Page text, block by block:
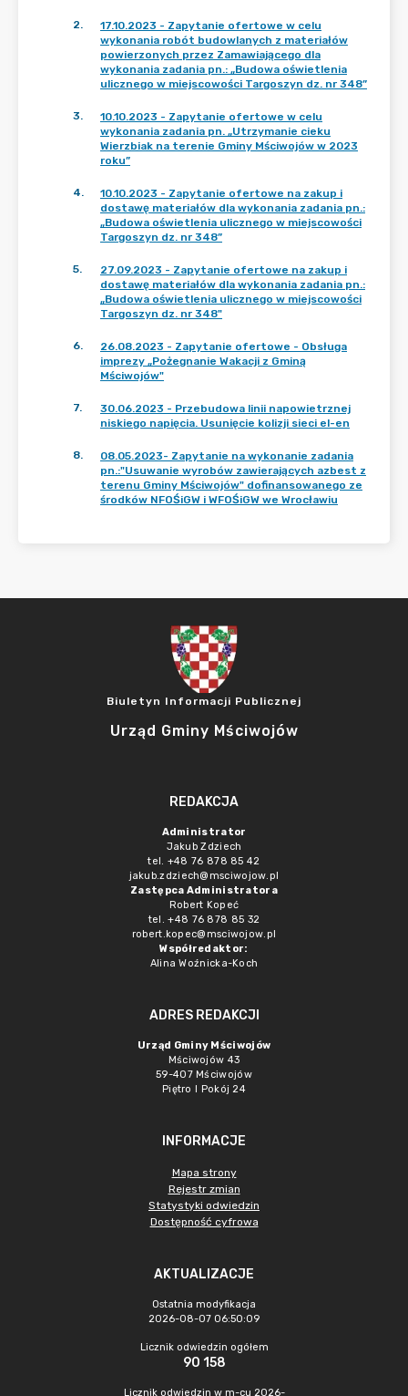
2.
17.10.2023 - Zapytanie ofertowe w celu
wykonania robót budowlanych z materiałów
powierzonych przez Zamawiającego dla
wykonania zadania pn.: „Budowa oświetlenia
ulicznego w miejscowości Targoszyn dz. nr 348”
3.
10.10.2023 - Zapytanie ofertowe w celu
wykonania zadania pn. „Utrzymanie cieku
Wierzbiak na terenie Gminy Mściwojów w 2023
roku”
4.
10.10.2023 - Zapytanie ofertowe na zakup i
dostawę materiałów dla wykonania zadania pn.:
„Budowa oświetlenia ulicznego w miejscowości
Targoszyn dz. nr 348”
5.
27.09.2023 - Zapytanie ofertowe na zakup i
dostawę materiałów dla wykonania zadania pn.:
„Budowa oświetlenia ulicznego w miejscowości
Targoszyn dz. nr 348"
6.
26.08.2023 - Zapytanie ofertowe - Obsługa
imprezy „Pożegnanie Wakacji z Gminą
Mściwojów"
7.
30.06.2023 - Przebudowa linii napowietrznej
niskiego napięcia. Usunięcie kolizji sieci el-en
8.
08.05.2023- Zapytanie na wykonanie zadania
pn.:"Usuwanie wyrobów zawierających azbest z
terenu Gminy Mściwojów" dofinansowanego ze
środków NFOŚiGW i WFOŚiGW we Wrocławiu
Biuletyn Informacji Publicznej
Urząd Gminy Mściwojów
REDAKCJA
Administrator
Jakub Zdziech
tel. +48 76 878 85 42
jakub.zdziech@msciwojow.pl
Zastępca Administratora
Robert Kopeć
tel. +48 76 878 85 32
robert.kopec@msciwojow.pl
Współredaktor:
Alina Woźnicka-Koch
ADRES REDAKCJI
Urząd Gminy Mściwojów
Mściwojów 43
59-407 Mściwojów
Piętro I Pokój 24
INFORMACJE
Mapa strony
Rejestr zmian
Statystyki odwiedzin
Dostępność cyfrowa
AKTUALIZACJE
Ostatnia modyfikacja
2026-08-07 06:50:09
Licznik odwiedzin ogółem
90 158
Licznik odwiedzin w m-cu 2026-